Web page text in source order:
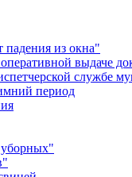
падения из окна"
выдаче
службе
период